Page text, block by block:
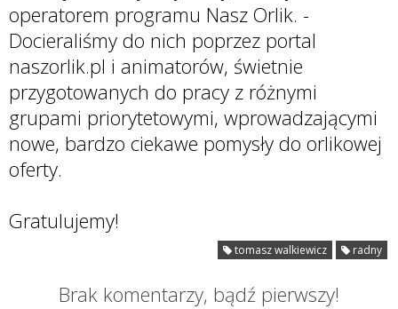
operatorem programu Nasz Orlik. -
Docieraliśmy do nich poprzez portal
naszorlik.pl i animatorów, świetnie
przygotowanych do pracy z różnymi
grupami priorytetowymi, wprowadzającymi
nowe, bardzo ciekawe pomysły do orlikowej
oferty.
Gratulujemy!
tomasz walkiewicz radny
Brak komentarzy, bądź pierwszy!